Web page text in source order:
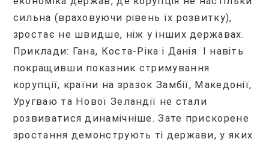
сильна (враховуючи рівень їх розвитку),
зростає не швидше, ніж у інших державах.
Приклади: Гана, Коста-Ріка і Данія. І навіть
покращивши показник стримування
корупції, країни на зразок Замбії, Македонії,
Уругваю та Нової Зеландії не стали
розвиватися динамічніше. Зате прискорене
зростання демонструють ті держави, у яких